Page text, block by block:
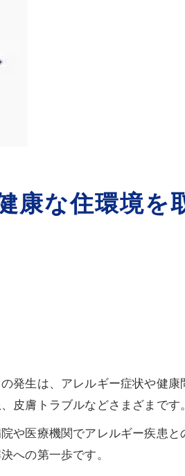
康な住環境を
発生は、アレルギー症状や健康
皮膚トラブルなどさまざまです。
や医療機関でアレルギー疾患と
への第一歩です。